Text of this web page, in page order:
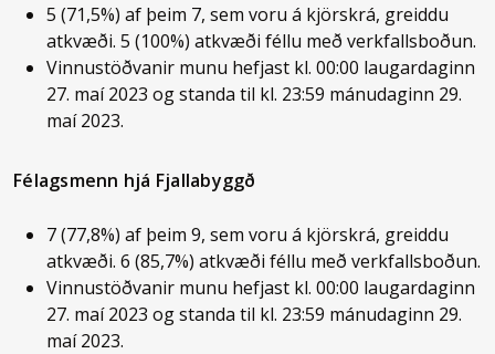
5 (71,5%) af þeim 7, sem voru á kjörskrá, greiddu
atkvæði. 5 (100%) atkvæði féllu með verkfallsboðun.
Vinnustöðvanir munu hefjast kl. 00:00 laugardaginn
27. maí 2023 og standa til kl. 23:59 mánudaginn 29.
maí 2023.
Félagsmenn hjá Fjallabyggð
7 (77,8%) af þeim 9, sem voru á kjörskrá, greiddu
atkvæði. 6 (85,7%) atkvæði féllu með verkfallsboðun.
Vinnustöðvanir munu hefjast kl. 00:00 laugardaginn
27. maí 2023 og standa til kl. 23:59 mánudaginn 29.
maí 2023.